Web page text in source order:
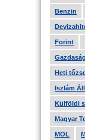
Benzin
Forint
Heti
Iszlám
Külföldi
Magyar
MOL